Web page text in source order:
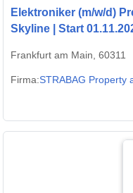
Elektroniker (m/w/d)
Skyline | Start
Frankfurt am Main, 60311
Firma:STRABAG Property